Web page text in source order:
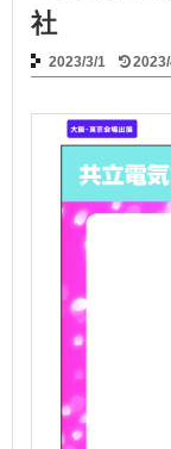
社
2023/3/1